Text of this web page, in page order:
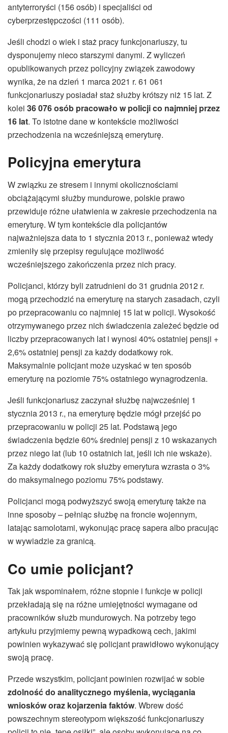
antyterroryści (156 osób) i specjaliści od
cyberprzestępczości (111 osób).
Jeśli chodzi o wiek i staż pracy funkcjonariuszy, tu
dysponujemy nieco starszymi danymi. Z wyliczeń
opublikowanych przez policyjny związek zawodowy
wynika, że na dzień 1 marca 2021 r. 61 061
funkcjonariuszy posiadał staż służby krótszy niż 15 lat. Z
kolei 36 076 osób pracowało w policji co najmniej przez
16 lat. To istotne dane w kontekście możliwości
przechodzenia na wcześniejszą emeryturę.
Policyjna emerytura
W związku ze stresem i innymi okolicznościami
obciążającymi służby mundurowe, polskie prawo
przewiduje różne ułatwienia w zakresie przechodzenia na
emeryturę. W tym kontekście dla policjantów
najważniejsza data to 1 stycznia 2013 r., ponieważ wtedy
zmieniły się przepisy regulujące możliwość
wcześniejszego zakończenia przez nich pracy.
Policjanci, którzy byli zatrudnieni do 31 grudnia 2012 r.
mogą przechodzić na emeryturę na starych zasadach, czyli
po przepracowaniu co najmniej 15 lat w policji. Wysokość
otrzymywanego przez nich świadczenia zależeć będzie od
liczby przepracowanych lat i wynosi 40% ostatniej pensji +
2,6% ostatniej pensji za każdy dodatkowy rok.
Maksymalnie policjant może uzyskać w ten sposób
emeryturę na poziomie 75% ostatniego wynagrodzenia.
Jeśli funkcjonariusz zaczynał służbę najwcześniej 1
stycznia 2013 r., na emeryturę będzie mógł przejść po
przepracowaniu w policji 25 lat. Podstawą jego
świadczenia będzie 60% średniej pensji z 10 wskazanych
przez niego lat (lub 10 ostatnich lat, jeśli ich nie wskaże).
Za każdy dodatkowy rok służby emerytura wzrasta o 3%
do maksymalnego poziomu 75% podstawy.
Policjanci mogą podwyższyć swoją emeryturę także na
inne sposoby – pełniąc służbę na froncie wojennym,
latając samolotami, wykonując pracę sapera albo pracując
w wywiadzie za granicą.
Co umie policjant?
Tak jak wspominałem, różne stopnie i funkcje w policji
przekładają się na różne umiejętności wymagane od
pracowników służb mundurowych. Na potrzeby tego
artykułu przyjmiemy pewną wypadkową cech, jakimi
powinien wykazywać się policjant prawidłowo wykonujący
swoją pracę.
Przede wszystkim, policjant powinien rozwijać w sobie
zdolność do analitycznego myślenia, wyciągania
wniosków oraz kojarzenia faktów. Wbrew dość
powszechnym stereotypom większość funkcjonariuszy